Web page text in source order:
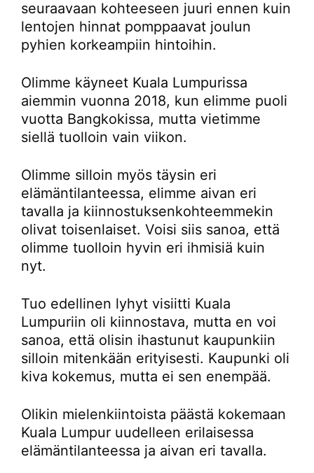
seuraavaan kohteeseen juuri ennen kuin
lentojen hinnat pomppaavat joulun
pyhien korkeampiin hintoihin.
Olimme käyneet Kuala Lumpurissa
aiemmin vuonna 2018, kun elimme puoli
vuotta Bangkokissa, mutta vietimme
siellä tuolloin vain viikon.
Olimme silloin myös täysin eri
elämäntilanteessa, elimme aivan eri
tavalla ja kiinnostuksenkohteemmekin
olivat toisenlaiset. Voisi siis sanoa, että
olimme tuolloin hyvin eri ihmisiä kuin
nyt.
Tuo edellinen lyhyt visiitti Kuala
Lumpuriin oli kiinnostava, mutta en voi
sanoa, että olisin ihastunut kaupunkiin
silloin mitenkään erityisesti. Kaupunki oli
kiva kokemus, mutta ei sen enempää.
Olikin mielenkiintoista päästä kokemaan
Kuala Lumpur uudelleen erilaisessa
elämäntilanteessa ja aivan eri tavalla.